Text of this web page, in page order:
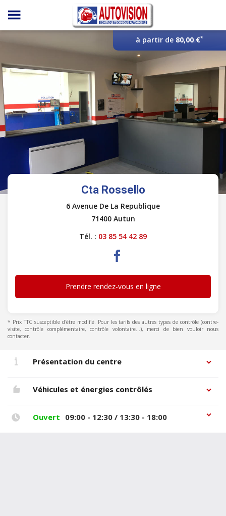
Panneau de gestion des cookies
à partir de 80,00 €*
Cta Rossello
6 Avenue De La Republique
71400 Autun
Tél. : 03 85 54 42 89
Prendre rendez-vous en ligne
* Prix TTC susceptible d'être modifié. Pour les tarifs des autres types de contrôle (contre-
visite, contrôle complémentaire, contrôle volontaire...), merci de bien vouloir nous
contacter.
Présentation du centre
Véhicules et énergies contrôlés
Ouvert 09:00 - 12:30 / 13:30 - 18:00